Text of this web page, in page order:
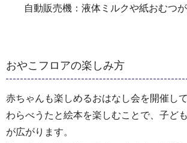
自動販売機：液体ミルクや紙おむつ
おやこフロアの楽しみ方
赤ちゃんも楽しめるおはなし会を開催して
わらべうたと絵本を楽しむことで、子ど
が広がります。